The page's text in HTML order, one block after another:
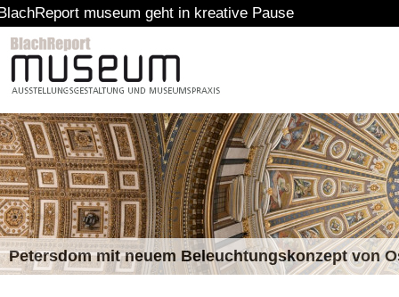
museum geht in kreative Pause
Petersdom mit neuem Beleuchtungskonzept von